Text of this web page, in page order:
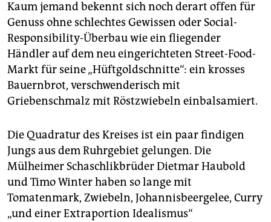
Kaum jemand bekennt sich noch derart offen für
Genuss ohne schlechtes Gewissen oder Social-
Responsibility-Überbau wie ein fliegender
Händler auf dem neu eingerichteten Street-Food-
Markt für seine „Hüftgoldschnitte“: ein krosses
Bauernbrot, verschwenderisch mit
Griebenschmalz mit Röstzwiebeln einbalsamiert.
Die Quadratur des Kreises ist ein paar findigen
Jungs aus dem Ruhrgebiet gelungen. Die
Mülheimer Schaschlikbrüder Dietmar Haubold
und Timo Winter haben so lange mit
Tomatenmark, Zwiebeln, Johannisbeergelee, Curry
„und einer Extraportion Idealismus“